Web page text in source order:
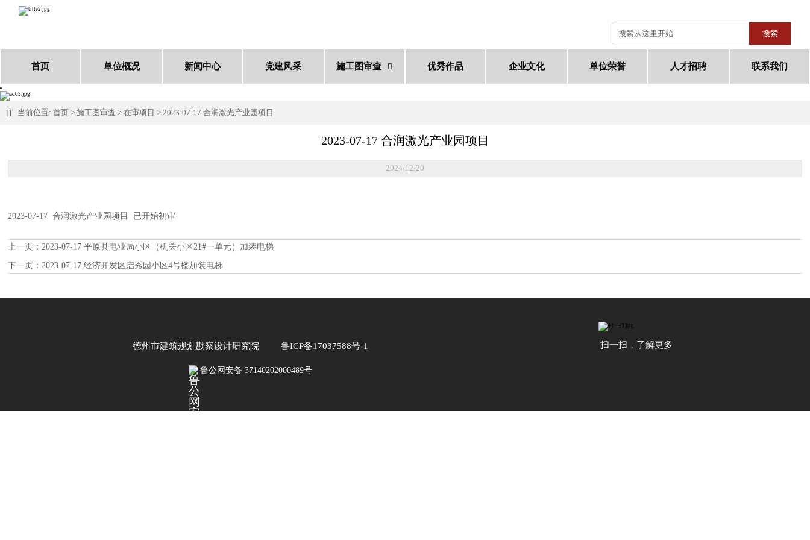
搜索
首页 单位概况 新闻中心 党建风采 施工图审查  优秀作品 企业文化 单位荣誉 人才招聘 联系我们
 当前位置: 首页 > 施工图审查 > 在审项目 > 2023-07-17 合润激光产业园项目
2023-07-17 合润激光产业园项目
2024/12/20
2023-07-17 合润激光产业园项目 已开始初审
上一页： 2023-07-17 平原县电业局小区（机关小区21#一单元）加装电梯
下一页： 2023-07-17 经济开发区启秀园小区4号楼加装电梯
德州市建筑规划勘察设计研究院 鲁ICP备17037588号-1
鲁公网安备 37140202000489号
扫一扫，了解更多